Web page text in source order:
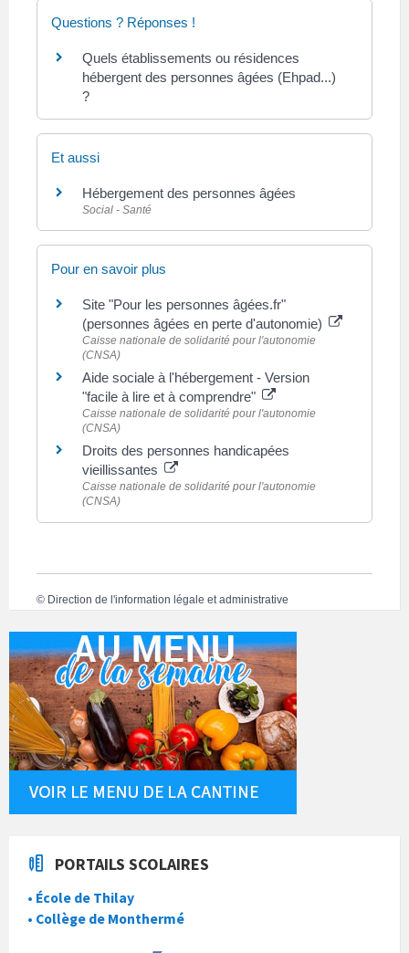
Questions ? Réponses !
Quels établissements ou résidences
hébergent des personnes âgées (Ehpad...)
?
Et aussi
Hébergement des personnes âgées
Social - Santé
Pour en savoir plus
Site "Pour les personnes âgées.fr"
(personnes âgées en perte d'autonomie)
Caisse nationale de solidarité pour l'autonomie
(CNSA)
Aide sociale à l'hébergement - Version
"facile à lire et à comprendre"
Caisse nationale de solidarité pour l'autonomie
(CNSA)
Droits des personnes handicapées
vieillissantes
Caisse nationale de solidarité pour l'autonomie
(CNSA)
© Direction de l'information légale et administrative
PORTAILS SCOLAIRES
• École de Thilay
• Collège de Monthermé